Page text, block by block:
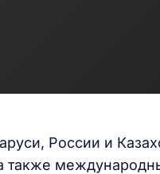
России и
также